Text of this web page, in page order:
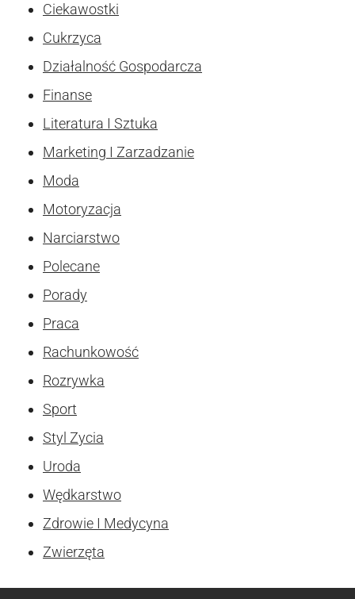
Ciekawostki
Cukrzyca
Działalność Gospodarcza
Finanse
Literatura I Sztuka
Marketing I Zarzadzanie
Moda
Motoryzacja
Narciarstwo
Polecane
Porady
Praca
Rachunkowość
Rozrywka
Sport
Styl Zycia
Uroda
Wędkarstwo
Zdrowie I Medycyna
Zwierzęta